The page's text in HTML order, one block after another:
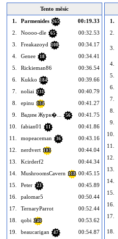
Tento měsíc
1.
Parmenides 265
00:19.33
2.
Noooo-dle 65
00:32.53
3.
Freakazoyd 108
00:34.17
4.
Genee 18
00:34.41
5.
Rickieman86
00:36.54
6.
Kukko 184
00:39.66
7.
noliai 231
00:40.79
8.
epinu 134
00:41.27
9.
Вадим Журк�... 56
00:41.75
10.
fabian01 11
00:41.86
11.
mopeaceman 36
00:43.16
12.
nerdvert 103
00:44.04
13.
Kcirderf2
00:44.34
14.
MushroomsCavern 118 00:45.15
15.
Peter 23
00:45.89
16.
palomar5
00:50.44
17.
TernaryParrot
00:52.44
18.
qobi 240
00:53.62
19.
beaucarigan 47
00:54.87
1.
2.
3.
4.
5.
6.
7.
8.
9.
10.
11.
12.
13.
14.
15.
16.
17.
18.